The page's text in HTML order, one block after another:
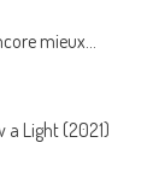
mieux…
a Light (2021)